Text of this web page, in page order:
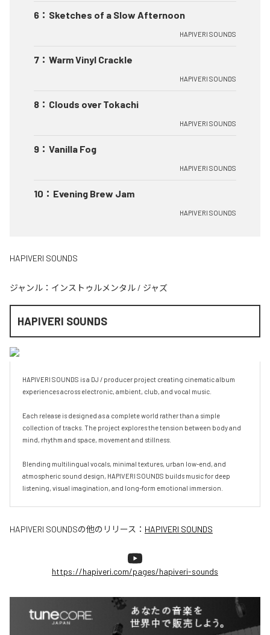
6 ： Sketches of a Slow Afternoon
HAPIVERI SOUNDS
7 ： Warm Vinyl Crackle
HAPIVERI SOUNDS
8 ： Clouds over Tokachi
HAPIVERI SOUNDS
9 ： Vanilla Fog
HAPIVERI SOUNDS
10 ： Evening Brew Jam
HAPIVERI SOUNDS
HAPIVERI SOUNDS
ジャンル： インストゥルメンタル / ジャズ
HAPIVERI SOUNDS
HAPIVERI SOUNDS is a DJ / producer project creating cinematic album
experiences across electronic, ambient, club, and vocal music.
Each release is designed as a complete world rather than a simple
collection of tracks. The project explores the tension between body and
mind, rhythm and space, movement and stillness.
Blending multilingual vocals, minimal textures, urban low-end, and
atmospheric sound design, HAPIVERI SOUNDS builds music for deep
listening, visual imagination, and long-form emotional immersion.
HAPIVERI SOUNDSの他のリリース： HAPIVERI SOUNDS
https://hapiveri.com/pages/hapiveri-sounds